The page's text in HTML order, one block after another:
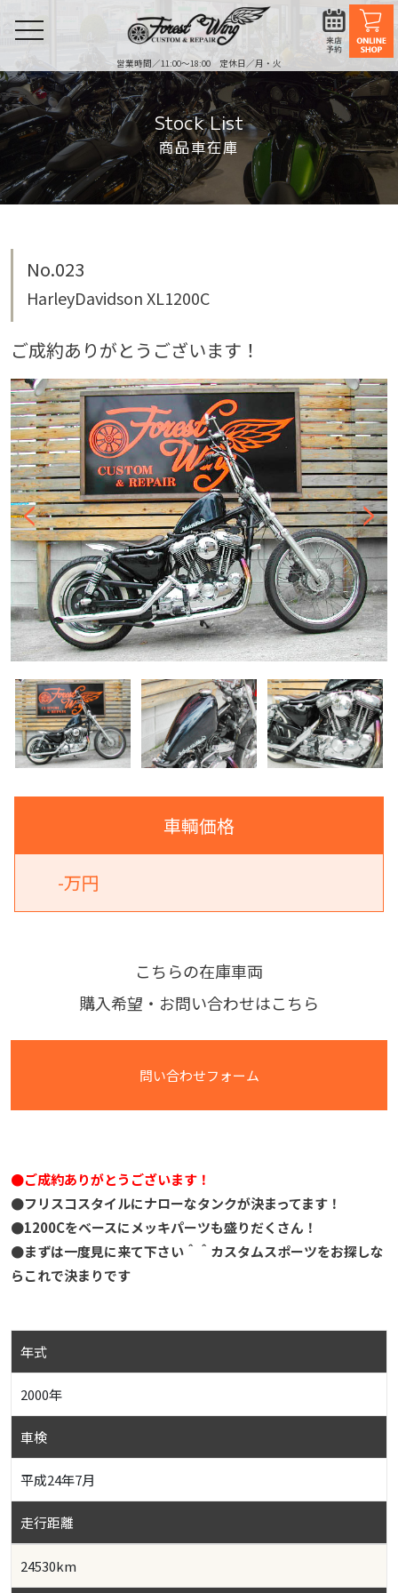
営業時間／11:00〜18:00 定休日／月・火
toggle
navigation
Stock List
商品車在庫
No.023
HarleyDavidson XL1200C
ご成約ありがとうございます！
車輌価格
-万円
こちらの在庫車両
購入希望・お問い合わせはこちら
問い合わせフォーム
●ご成約ありがとうございます！
●フリスコスタイルにナローなタンクが決まってます！
●1200Cをベースにメッキパーツも盛りだくさん！
●まずは一度見に来て下さい＾＾カスタムスポーツをお探しな
らこれで決まりです
年式
2000年
車検
平成24年7月
走行距離
24530km